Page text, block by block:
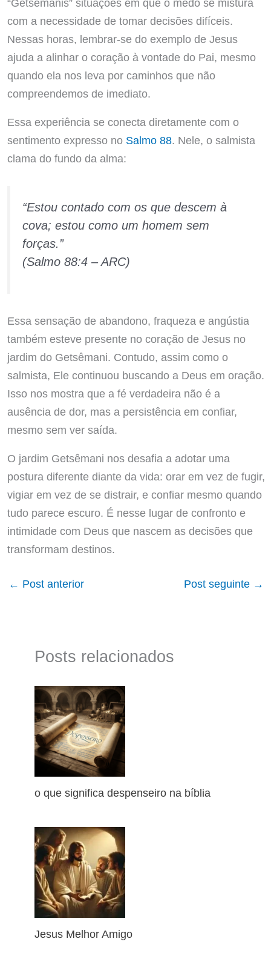
“Getsêmanis” situações em que o medo se mistura
com a necessidade de tomar decisões difíceis.
Nessas horas, lembrar-se do exemplo de Jesus
ajuda a alinhar o coração à vontade do Pai, mesmo
quando ela nos leva por caminhos que não
compreendemos de imediato.
Essa experiência se conecta diretamente com o
sentimento expresso no Salmo 88. Nele, o salmista
clama do fundo da alma:
“Estou contado com os que descem à
cova; estou como um homem sem
forças.”
(Salmo 88:4 – ARC)
Essa sensação de abandono, fraqueza e angústia
também esteve presente no coração de Jesus no
jardim do Getsêmani. Contudo, assim como o
salmista, Ele continuou buscando a Deus em oração.
Isso nos mostra que a fé verdadeira não é a
ausência de dor, mas a persistência em confiar,
mesmo sem ver saída.
O jardim Getsêmani nos desafia a adotar uma
postura diferente diante da vida: orar em vez de fugir,
vigiar em vez de se distrair, e confiar mesmo quando
tudo parece escuro. É nesse lugar de confronto e
intimidade com Deus que nascem as decisões que
transformam destinos.
← Post anterior Post seguinte →
Posts relacionados
o que significa despenseiro na bíblia
Jesus Melhor Amigo